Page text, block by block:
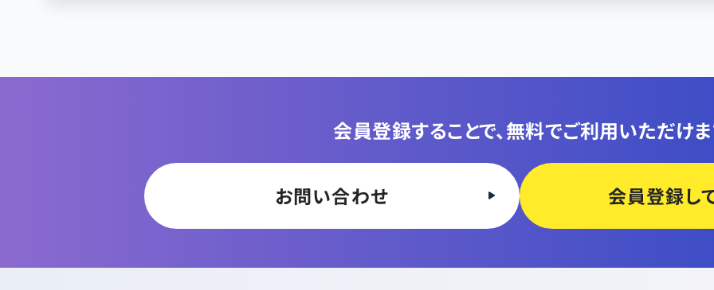
会員登録することで、無料でご利用いただけま
お問い合わせ 会員登録し